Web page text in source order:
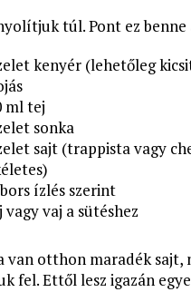
túl. Pont ez benne
kenyér (lehetőleg
ml tej
sonka
sajt (trappista vagy
ízlés szerint
vagy vaj a sütéshez
van otthon maradék sajt,
fel. Ettől lesz igazán